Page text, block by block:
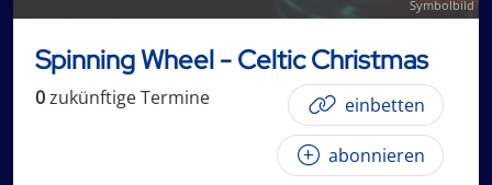
Symbolbild
Spinning Wheel - Celtic Christmas
0zukünftigeTermine einbetten
abonnieren